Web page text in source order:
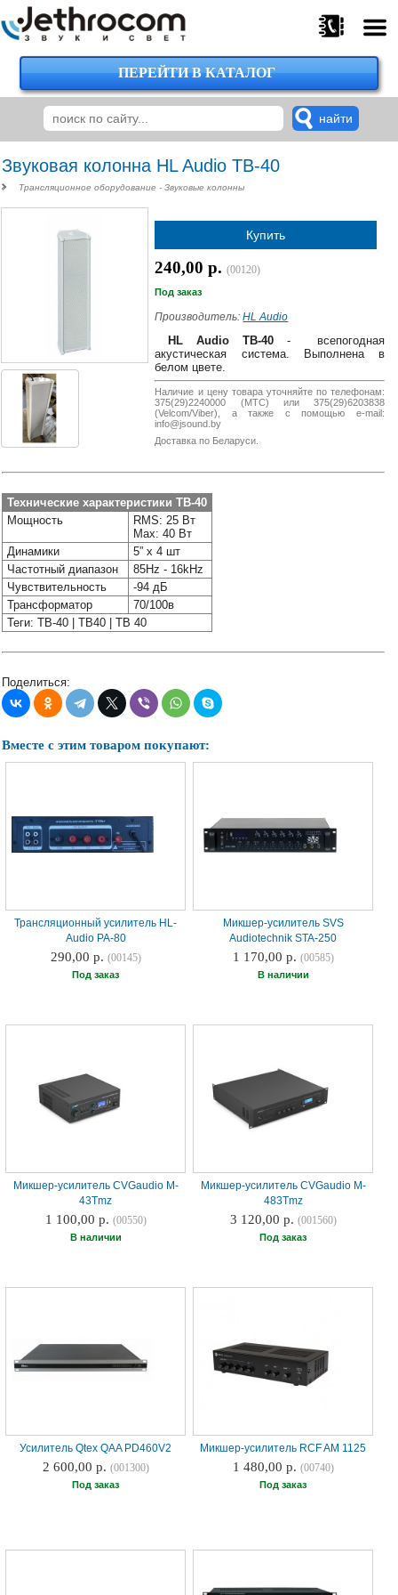
375
224-
00-
375
620-
38-
группы
в
соцсетях:
ПЕРЕЙТИ В КАТАЛОГ
Звуковая колонна HL Audio TB-40
Трансляционное оборудование - Звуковые колонны
Купить
240,00 р.(00120)
Под заказ
Производитель:HL Audio
HL Audio TB-40 - всепогодная
акустическая система. Выполнена в
белом цвете.
Наличие и цену товара уточняйте по телефонам:
375(29)2240000 (МТС) или 375(29)6203838
(Velcom/Viber), а также с помощью e-mail:
info@jsound.by
Доставка по Беларуси.
Технические характеристики TB-40
Мощность
RMS: 25 Вт
Max: 40 Вт
Динамики
5” х 4 шт
Частотный диапазон
85Hz - 16kHz
Чувствительность
-94 дБ
Трансформатор
70/100в
Теги: ТВ-40 | TB40 | TB 40
Поделиться:
Вместе с этим товаром покупают:
Трансляционный усилитель HL-
Audio PA-80
290,00 р. (00145)
Под заказ
Микшер-усилитель SVS
Audiotechnik STA-250
1 170,00 р. (00585)
В наличии
Микшер-усилитель CVGaudio M-
43Tmz
1 100,00 р. (00550)
В наличии
Микшер-усилитель CVGaudio M-
483Tmz
3 120,00 р. (001560)
Под заказ
Усилитель Qtex QAA PD460V2
2 600,00 р. (001300)
Под заказ
Микшер-усилитель RCF AM 1125
1 480,00 р. (00740)
Под заказ